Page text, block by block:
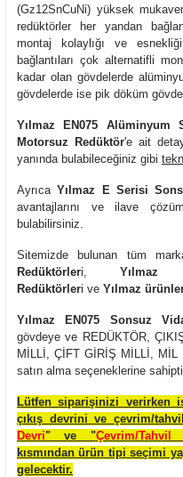
(Gz12SnCuNi) yüksek
redüktörler her yandan
montaj kolaylığı ve
bağlantıları çok alternatifli
kadar olan gövdelerde
gövdelerde ise pik döküm
Yılmaz EN075 Alüminyum
Motorsuz Redüktör'e ait
yanında bulabileceğiniz gibi
AyrıcaYılmaz E Serisi
avantajlarını ve ilave
bulabilirsiniz.
Sitemizde bulunan tüm
Redüktörleri,
Redüktörleri ve Yılmaz
Yılmaz EN075 Sonsuz
gövdeye ve REDÜKTÖR,
MİLLİ, ÇİFT GİRİŞ MİLLİ,
satın alma seçeneklerine
Lütfen siparişinizi verirken
çıkış devrini ve çevrim/
Devri" ve "Çevrim/Tahvil
kısmından ürün tipi seçimi
gelecektir.